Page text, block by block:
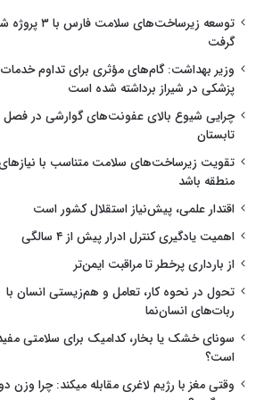
توسعه زیرساخت‌های سلامت
گرفت
وزیر بهداشت: گام‌های مؤثری برای تداوم خدمات
پزشکی در شیراز برداشته شده است
چرایی شیوع بالای عفونت‌های گوارشی در فصل
تابستان
تقویت زیرساخت‌های سلامت متناسب با
منطقه باشد
اقتدار علمی، پیش‌نیاز استقلال کشور است
اهمیت یادگیری کنترل ادرار پیش از ۴ سالگی
از بارداری پرخطر تا مراقبت ایمن‌تر
تحول در نحوه کار، تعامل و هم‌زیستی انسان با
ربات‌های انسان‌نما
سونای خشک یا بخار، کدامیک برای سلامتی
است؟
وقتی مغز با رژیم لاغری مقابله میکند: چرا وزن